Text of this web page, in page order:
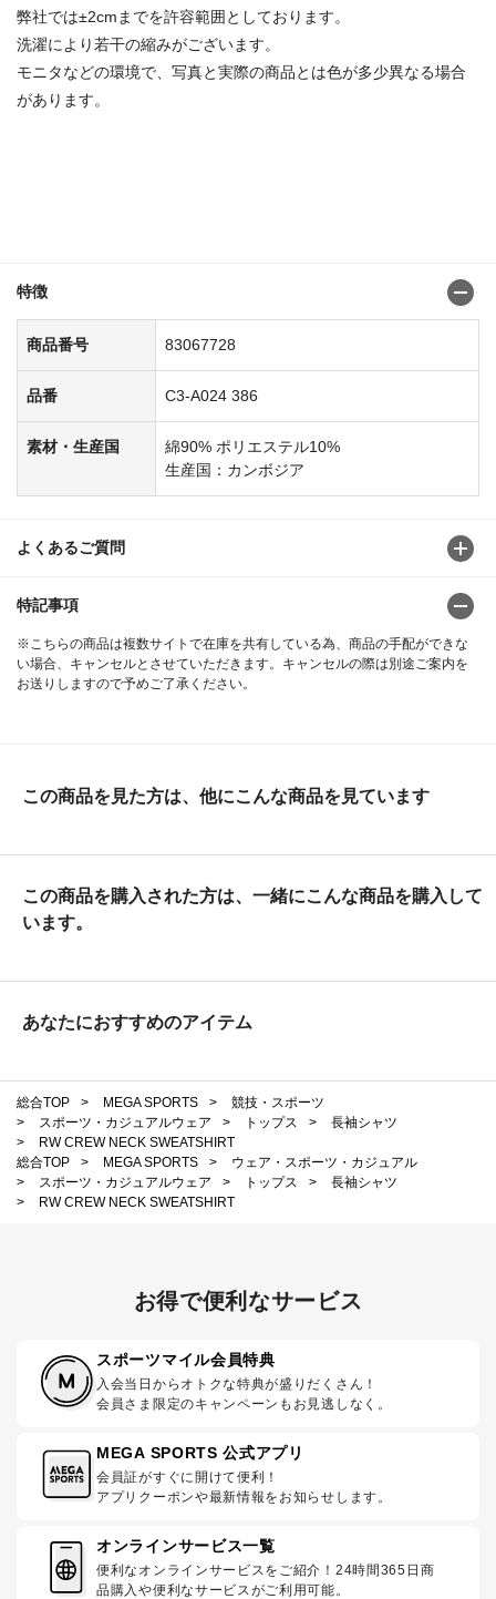
弊社では±2cmまでを許容範囲としております。
洗濯により若干の縮みがございます。
モニタなどの環境で、写真と実際の商品とは色が多少異なる場合
があります。
特徴
商品番号 83067728
品番 C3-A024 386
素材・生産国
綿90% ポリエステル10%
生産国：カンボジア
よくあるご質問
特記事項
※こちらの商品は複数サイトで在庫を共有している為、商品の手配ができな
い場合、キャンセルとさせていただきます。キャンセルの際は別途ご案内を
お送りしますので予めご了承ください。
この商品を見た方は、他にこんな商品を見ています
この商品を購入された方は、一緒にこんな商品を購入して
います。
あなたにおすすめのアイテム
総合TOP > MEGA SPORTS >
競技・スポーツ
>
スポーツ・カジュアルウェア > トップス >
長袖シャツ
>
RW CREW NECK SWEATSHIRT
総合TOP
> MEGA SPORTS >
ウェア・スポーツ・カジュアル
>
スポーツ・カジュアルウェア > トップス >
長袖シャツ
>
RW CREW NECK SWEATSHIRT
お得で便利なサービス
スポーツマイル会員特典
入会当日からオトクな特典が盛りだくさん！
会員さま限定のキャンペーンもお見逃しなく。
MEGA SPORTS 公式アプリ
会員証がすぐに開けて便利！
アプリクーポンや最新情報をお知らせします。
オンラインサービス一覧
便利なオンラインサービスをご紹介！24時間365日商
品購入や便利なサービスがご利用可能。